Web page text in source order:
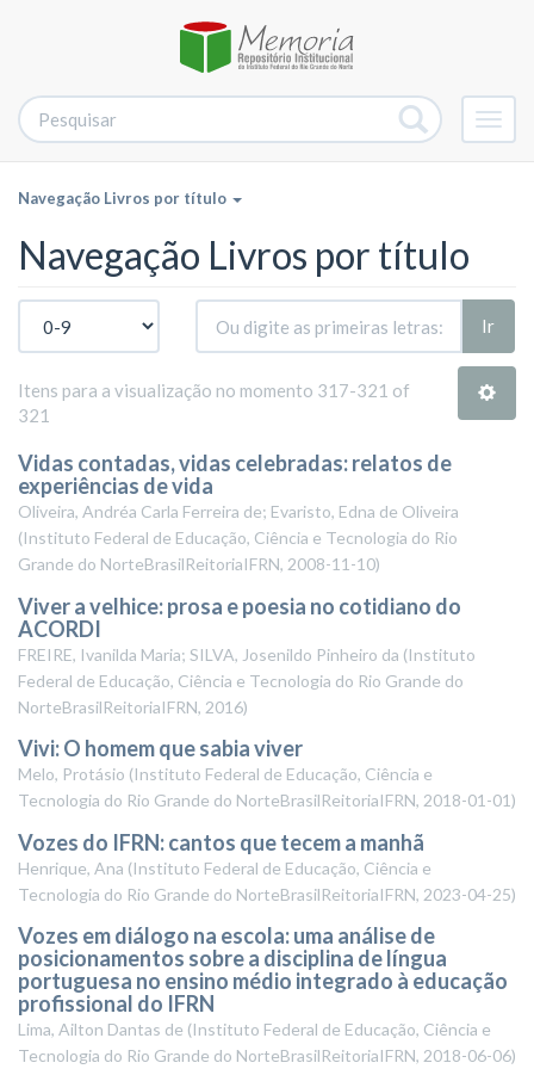
Navegação Livros por título
Navegação Livros por título
Ir
Itens para a visualização no momento 317-321 of
321
Vidas contadas, vidas celebradas: relatos de
experiências de vida
Oliveira, Andréa Carla Ferreira de; Evaristo, Edna de Oliveira
(Instituto Federal de Educação, Ciência e Tecnologia do Rio
Grande do NorteBrasilReitoriaIFRN, 2008-11-10)
Viver a velhice: prosa e poesia no cotidiano do
ACORDI
FREIRE, Ivanilda Maria; SILVA, Josenildo Pinheiro da (Instituto
Federal de Educação, Ciência e Tecnologia do Rio Grande do
NorteBrasilReitoriaIFRN, 2016)
Vivi: O homem que sabia viver
Melo, Protásio (Instituto Federal de Educação, Ciência e
Tecnologia do Rio Grande do NorteBrasilReitoriaIFRN, 2018-01-01)
Vozes do IFRN: cantos que tecem a manhã
Henrique, Ana (Instituto Federal de Educação, Ciência e
Tecnologia do Rio Grande do NorteBrasilReitoriaIFRN, 2023-04-25)
Vozes em diálogo na escola: uma análise de
posicionamentos sobre a disciplina de língua
portuguesa no ensino médio integrado à educação
profissional do IFRN
Lima, Ailton Dantas de (Instituto Federal de Educação, Ciência e
Tecnologia do Rio Grande do NorteBrasilReitoriaIFRN, 2018-06-06)